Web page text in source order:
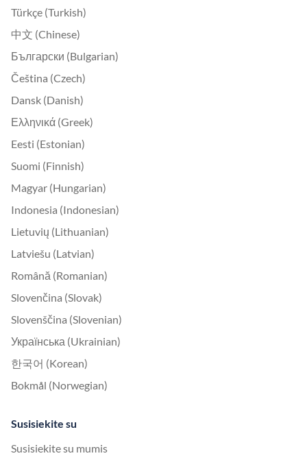
Türkçe (Turkish)
中文 (Chinese)
Български (Bulgarian)
Čeština (Czech)
Dansk (Danish)
Ελληνικά (Greek)
Eesti (Estonian)
Suomi (Finnish)
Magyar (Hungarian)
Indonesia (Indonesian)
Lietuvių (Lithuanian)
Latviešu (Latvian)
Română (Romanian)
Slovenčina (Slovak)
Slovenščina (Slovenian)
Українська (Ukrainian)
한국어 (Korean)
Bokmål (Norwegian)
Susisiekite su
Susisiekite su mumis